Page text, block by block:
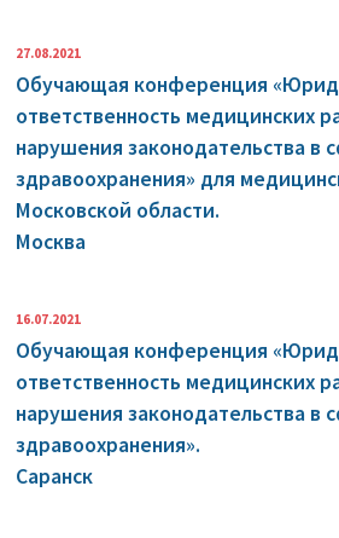
27.08.2021
Обучающая конференция
ответственность медицинских
нарушения законодательства в
здравоохранения» для
Московской области.
Москва
16.07.2021
Обучающая конференция
ответственность медицинских
нарушения законодательства в
здравоохранения».
Саранск